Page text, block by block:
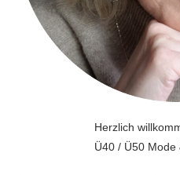
Herzlich
Ü40 / Ü50 Mode